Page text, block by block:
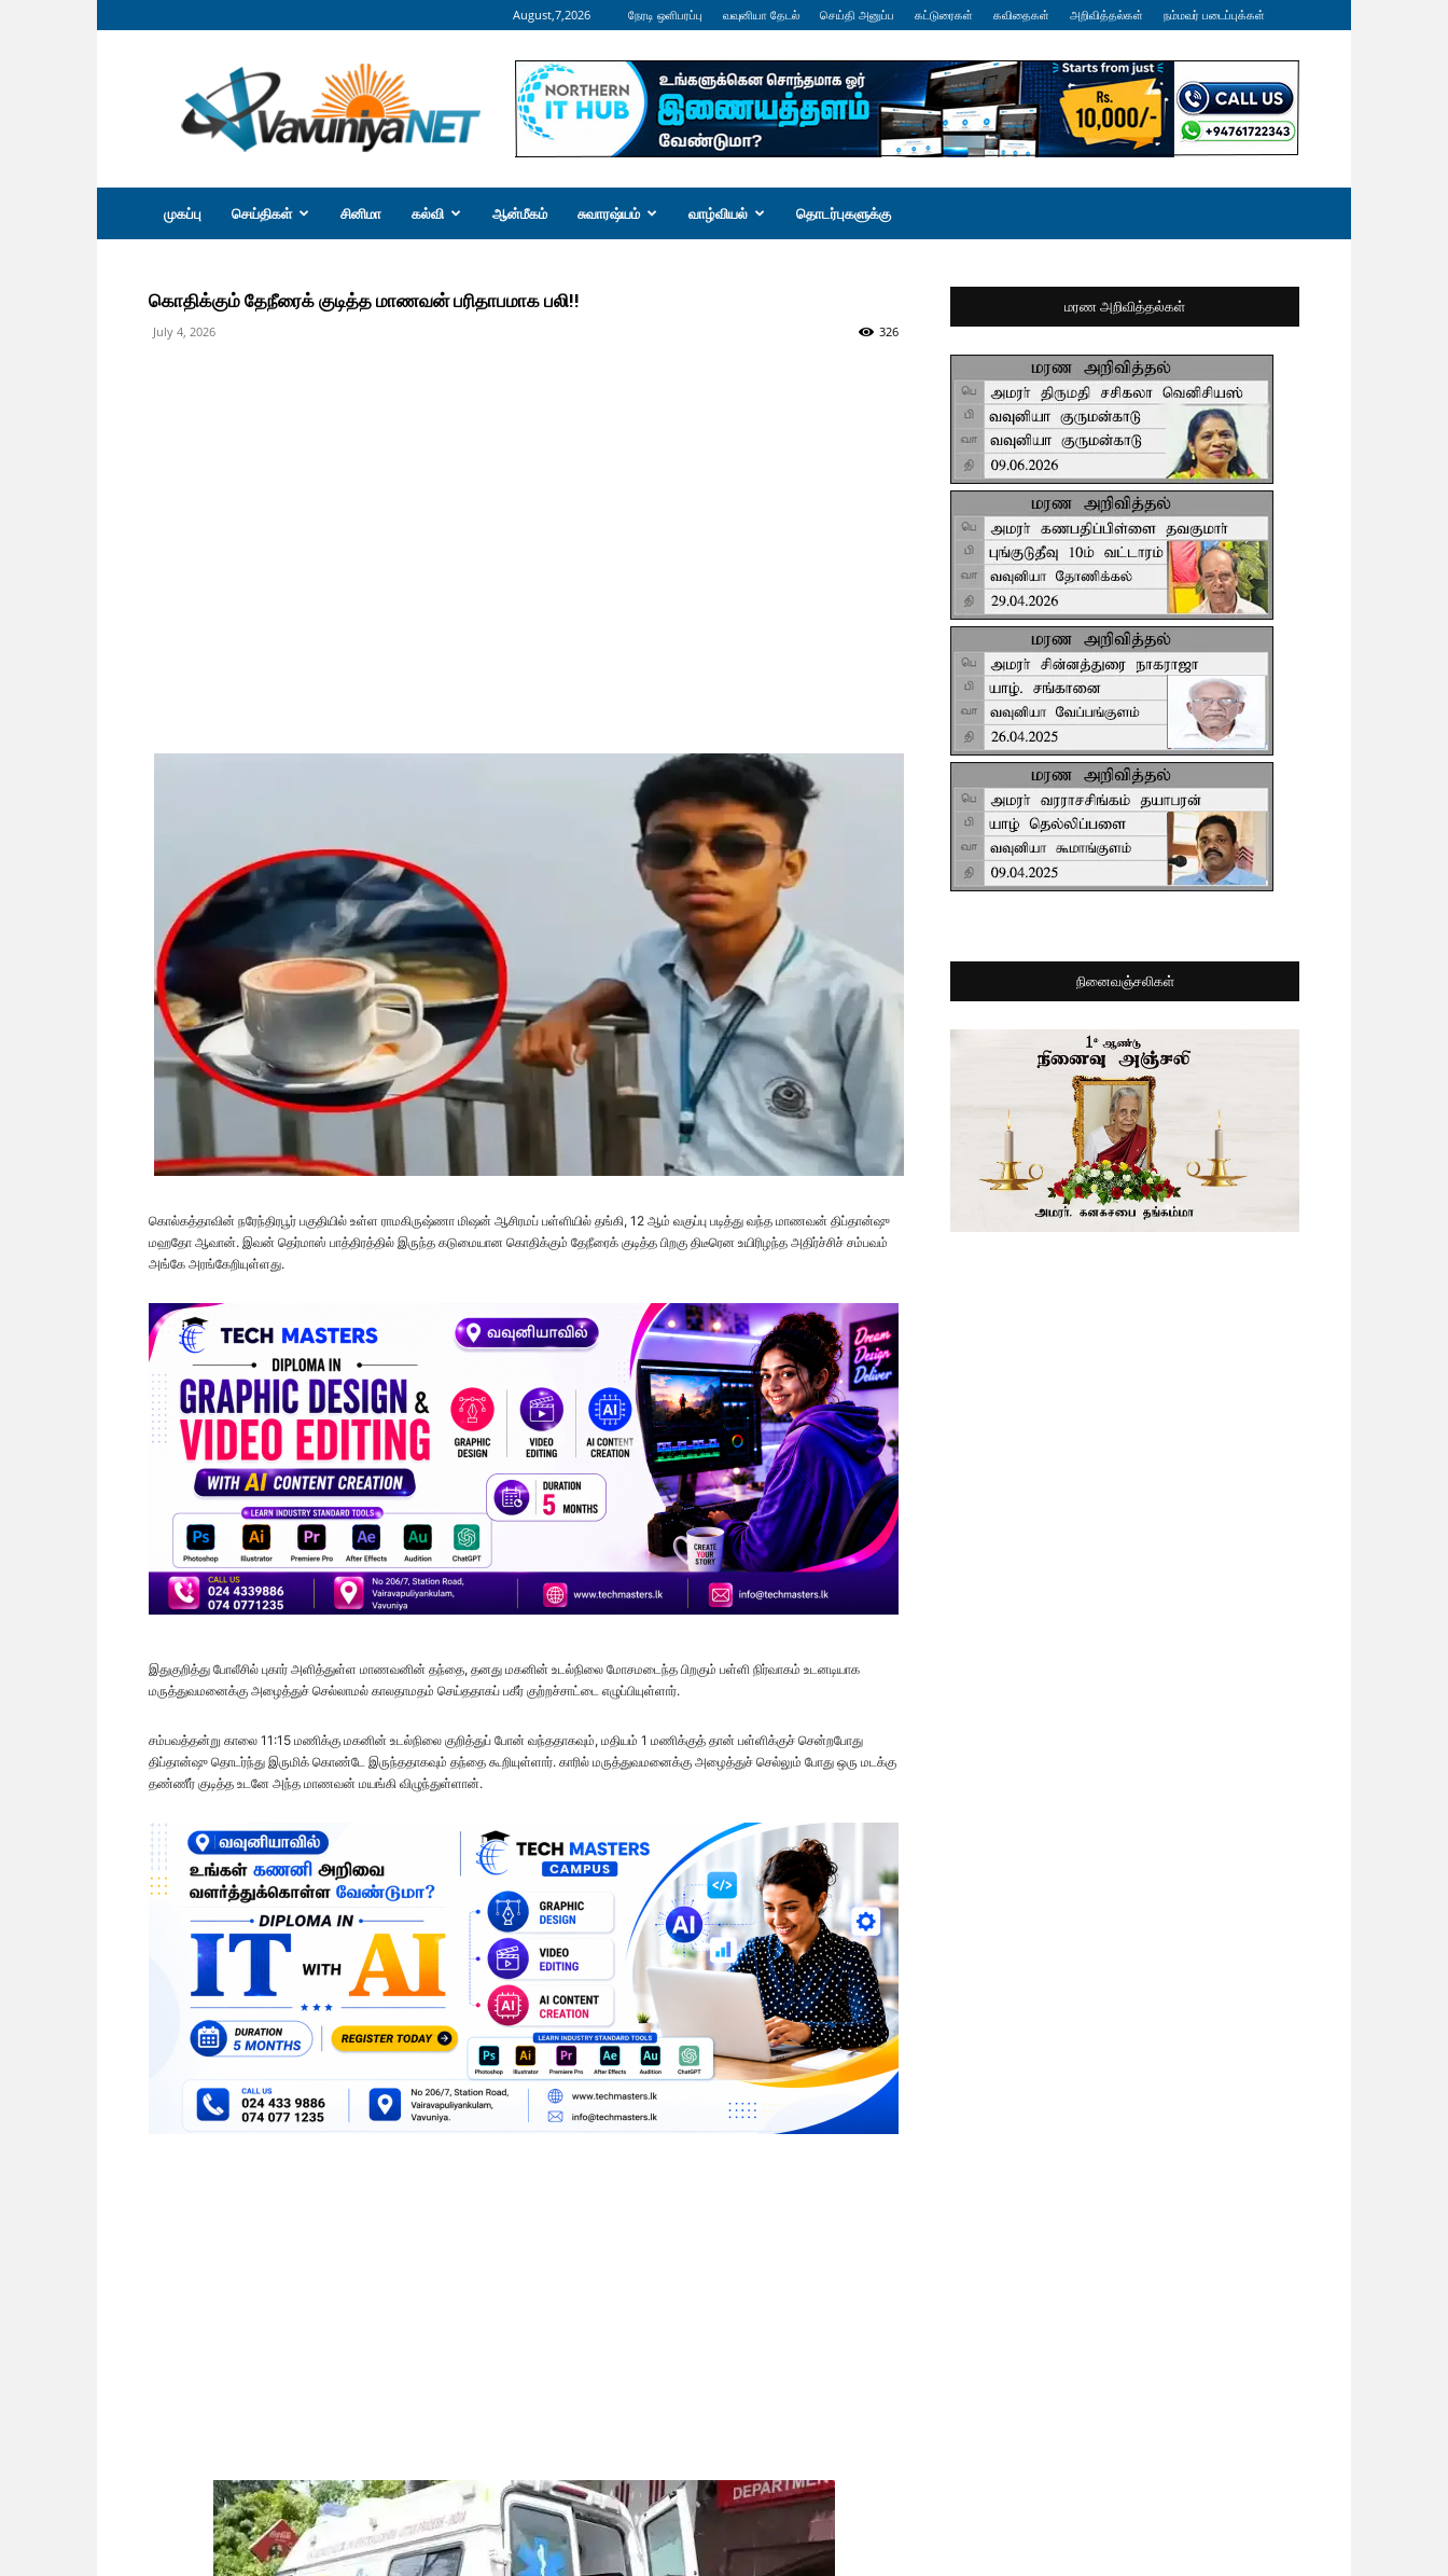
August,7,2026 நேரடி ஒளிபரப்பு வவுனியா தேடல் செய்தி அனுப்ப கட்டுரைகள் கவிதைகள் அறிவித்தல்கள் நம்மவர் படைப்புக்கள்
வவுனியா
நெற்
முகப்பு செய்திகள் சினிமா கல்வி ஆன்மீகம் சுவாரஷ்யம் வாழ்வியல் தொடர்புகளுக்கு
கொதிக்கும் தேநீரைக் குடித்த மாணவன் பரிதாபமாக பலி!!
July 4, 2026 326
கொல்கத்தாவின் நரேந்திரபூர் பகுதியில் உள்ள ராமகிருஷ்ணா மிஷன் ஆசிரமப் பள்ளியில் தங்கி, 12 ஆம் வகுப்பு படித்து வந்த மாணவன் திப்தான்ஷு
மஹதோ ஆவான். இவன் தெர்மாஸ் பாத்திரத்தில் இருந்த கடுமையான கொதிக்கும் தேநீரைக் குடித்த பிறகு திடீரென உயிரிழந்த அதிர்ச்சிச் சம்பவம்
அங்கே அரங்கேறியுள்ளது.
இதுகுறித்து போலீசில் புகார் அளித்துள்ள மாணவனின் தந்தை, தனது மகனின் உடல்நிலை மோசமடைந்த பிறகும் பள்ளி நிர்வாகம் உடனடியாக
மருத்துவமனைக்கு அழைத்துச் செல்லாமல் காலதாமதம் செய்ததாகப் பகீர் குற்றச்சாட்டை எழுப்பியுள்ளார்.
சம்பவத்தன்று காலை 11:15 மணிக்கு மகனின் உடல்நிலை குறித்துப் போன் வந்ததாகவும், மதியம் 1 மணிக்குத் தான் பள்ளிக்குச் சென்றபோது
திப்தான்ஷு தொடர்ந்து இருமிக் கொண்டே இருந்ததாகவும் தந்தை கூறியுள்ளார். காரில் மருத்துவமனைக்கு அழைத்துச் செல்லும் போது ஒரு மடக்கு
தண்ணீர் குடித்த உடனே அந்த மாணவன் மயங்கி விழுந்துள்ளான்.
மரண அறிவித்தல்கள்
நினைவஞ்சலிகள்